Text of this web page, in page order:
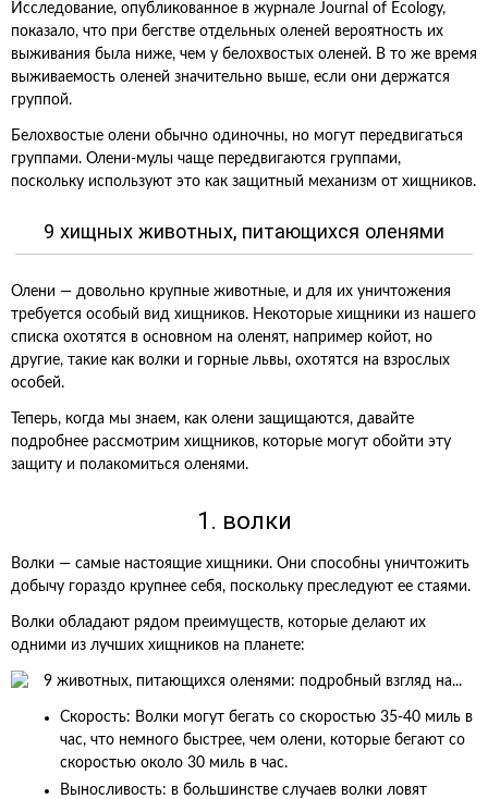
Исследование, опубликованное в журнале Journal of Ecology,
показало, что при бегстве отдельных оленей вероятность их
выживания была ниже, чем у белохвостых оленей. В то же время
выживаемость оленей значительно выше, если они держатся
группой.
Белохвостые олени обычно одиночны, но могут передвигаться
группами. Олени-мулы чаще передвигаются группами,
поскольку используют это как защитный механизм от хищников.
9 хищных животных, питающихся оленями
Олени — довольно крупные животные, и для их уничтожения
требуется особый вид хищников. Некоторые хищники из нашего
списка охотятся в основном на оленят, например койот, но
другие, такие как волки и горные львы, охотятся на взрослых
особей.
Теперь, когда мы знаем, как олени защищаются, давайте
подробнее рассмотрим хищников, которые могут обойти эту
защиту и полакомиться оленями.
1. волки
Волки — самые настоящие хищники. Они способны уничтожить
добычу гораздо крупнее себя, поскольку преследуют ее стаями.
Волки обладают рядом преимуществ, которые делают их
одними из лучших хищников на планете:
Скорость: Волки могут бегать со скоростью 35-40 миль в
час, что немного быстрее, чем олени, которые бегают со
скоростью около 30 миль в час.
Выносливость: в большинстве случаев волки ловят